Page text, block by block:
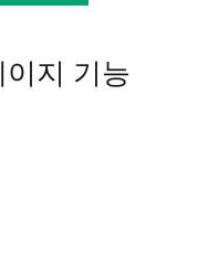
지 기능